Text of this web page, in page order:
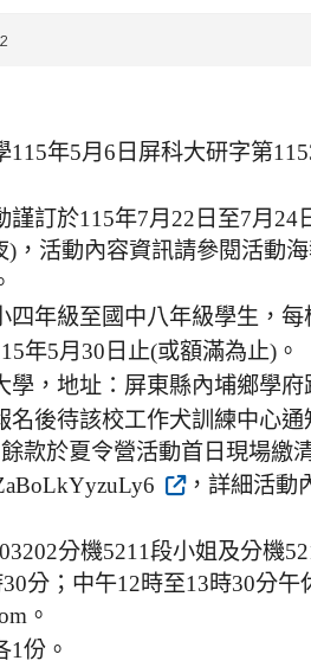
年5月6日屏科大研字第
謹訂於115年7月22日至7月24
)，活動內容資訊請參閱活動
年級至國中八年級學生，每
年5月30日止(或額滿為止)。
學，地址：屏東縣內埔鄉學府
名後待該校工作犬訓練中心通
款於夏令營活動首日現場繳
，詳細活動
分機5211段小姐及分機
分；中午12時至13時30分午
。
1份。